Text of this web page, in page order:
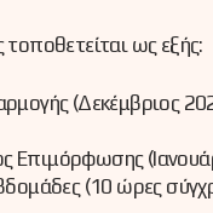
ως εξής:
(Δεκέμβριος
Επιμόρφωσης
(10 ώρες